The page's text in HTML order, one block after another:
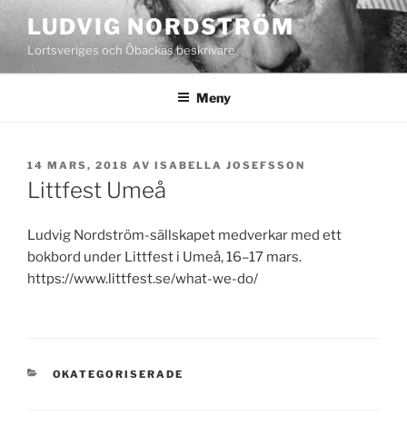
Hoppa
till
innehåll
LUDVIG NORDSTRÖM
Lortsveriges och Öbackas beskrivare
Meny
PUBLICERAT
14 MARS, 2018 AV ISABELLA JOSEFSSON
Littfest Umeå
Ludvig Nordström-sällskapet medverkar med ett
bokbord under Littfest i Umeå, 16–17 mars.
https://www.littfest.se/what-we-do/
KATEGORIER
OKATEGORISERADE